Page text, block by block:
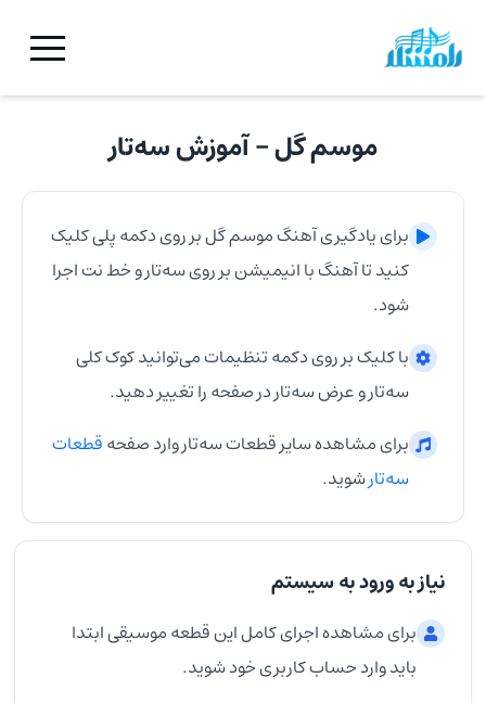
موسم گل- آموزشسه‌تار
برای یادگیری آهنگموسم گلبر روی دکمه پلی کلیک
کنید تا آهنگ با انیمیشن بر رویسه‌تارو خط نت اجرا
شود.
با کلیک بر روی دکمه تنظیمات می‌توانید کوک کلی
سه‌تارو عرضسه‌تاردر صفحه را تغییر دهید.
برای مشاهده سایر قطعاتسه‌تاروارد صفحهقطعات
سه‌تارشوید.
نیاز به ورود به سیستم
برای مشاهده اجرای کامل این قطعه موسیقی ابتدا
باید وارد حساب کاربری خود شوید.